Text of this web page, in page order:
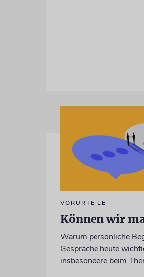
VORURTEILE
Können wir
Warum persönliche
Gespräche heute
insbesondere beim